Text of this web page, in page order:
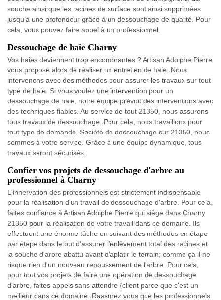
souche ainsi que les racines de surface sont ainsi supprimées
jusqu’à une profondeur grâce à un dessouchage de qualité. Pour
cela, vous pouvez faire appel à un professionnel.
Dessouchage de haie Charny
Vos haies deviennent trop encombrantes ? Artisan Adolphe Pierre
vous propose alors de réaliser un entretien de haie. Nous
intervenons avec des méthodes pour assurer les travaux sur tout
type de haie. Si vous voulez une intervention pour un
dessouchage de haie, notre équipe prévoit des interventions avec
des techniques fiables. Au service de tout 21350, nous assurons
tous travaux de dessouchage. Pour cela, nous travaillons pour
tout type de demande. Société de dessouchage sur 21350, nous
sommes à votre service. Grâce à une équipe dynamique, tous
travaux seront sécurisés.
Confier vos projets de dessouchage d'arbre au
professionnel à Charny
L'innervation des professionnels est strictement indispensable
pour la réalisation d'un travail de dessouchage d'arbre. Pour cela,
faites confiance à Artisan Adolphe Pierre qui siège dans Charny
21350 pour la réalisation de votre travail dans ce domaine. Ils
effectuent une énorme tâche en suivant des méthodes en étape
par étape dans le but d'assurer l'enlèvement total des racines et
la souche d'arbre abattu avant d'aplatir le terrain; comme ça il ne
risque rien d'un nouveau repoussement de l'arbre. Pour cela,
pour tout vos projets de faire une opération de dessouchage
d'arbre, faites appels sans attendre {client parce que c'est un
meilleur dans ce domaine. Rassurez vous que les professionnels